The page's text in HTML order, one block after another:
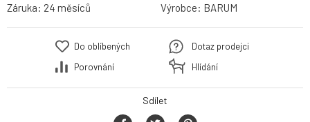
Záruka: 24 měsíců Výrobce: BARUM
Do oblíbených
Porovnání
Dotaz prodejci
Hlídání
Sdílet